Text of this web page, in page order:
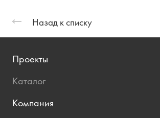
Назад к списку
Проекты
Каталог
Компания